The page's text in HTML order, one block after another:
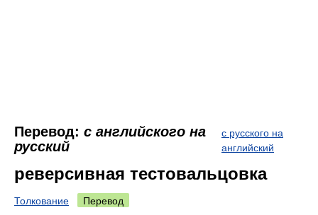
Перевод: с английского на
русский
с русского на
английский
реверсивная тестовальцовка
Толкование Перевод